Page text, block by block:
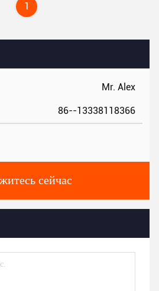
Mr. Alex
86--13338118366
сейчас
1